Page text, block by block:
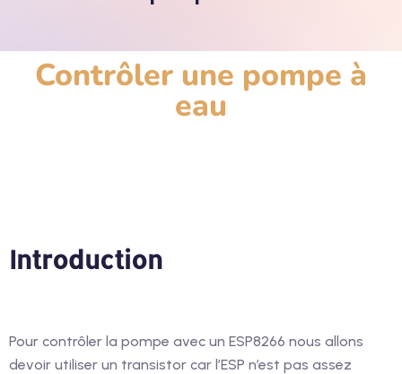
Contrôler une pompe à
eau
Introduction
Pour contrôler la pompe avec un ESP8266 nous allons
devoir utiliser un transistor car l’ESP n’est pas assez